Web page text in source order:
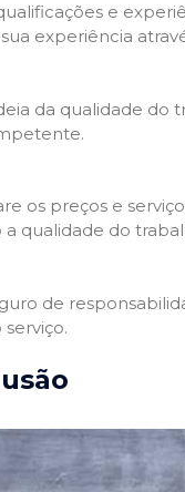
e
experiência
da qualidade do
os preços e
qualidade do
de